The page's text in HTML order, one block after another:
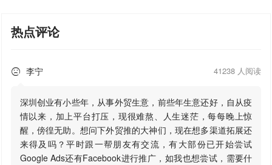
热点评论
 李宁 41238 人阅读
深圳创业有小些年，从事外贸生意，前些年生意还好，自从疫
情以来，加上平台打压，现很难熬、人生迷茫，每每晚上惊
醒，傍徨无助。想问下外贸推的大神们，现在想多渠道拓展还
来得及吗？平时跟一帮朋友有交流，有大部份已开始尝试
Google Ads还有Facebook进行推广，如我也想尝试，需要什